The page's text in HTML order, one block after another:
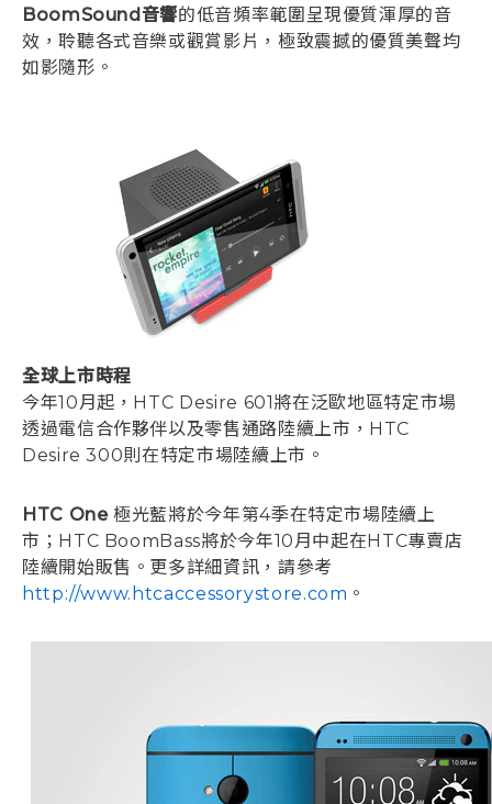
BoomSound音響的低音頻率範圍呈現優質渾厚的音
效，聆聽各式音樂或觀賞影片，極致震撼的優質美聲均
如影隨形。
全球上市時程
今年10月起，HTC Desire 601將在泛歐地區特定市場
透過電信合作夥伴以及零售通路陸續上市，HTC
Desire 300則在特定市場陸續上市。
HTC One極光藍將於今年第4季在特定市場陸續上
市；HTC BoomBass將於今年10月中起在HTC專賣店
陸續開始販售。更多詳細資訊，請參考
http://www.htcaccessorystore.com 。